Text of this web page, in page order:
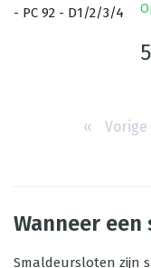
‹‹ Vorige
Wanneer
Smaldeursloten zijn